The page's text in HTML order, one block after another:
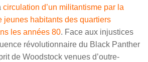
circulation d’un militantisme par la
jeunes habitants des quartiers
les années 80. Face aux injustices
révolutionnaire du Black Panther
de Woodstock venues d’outre-